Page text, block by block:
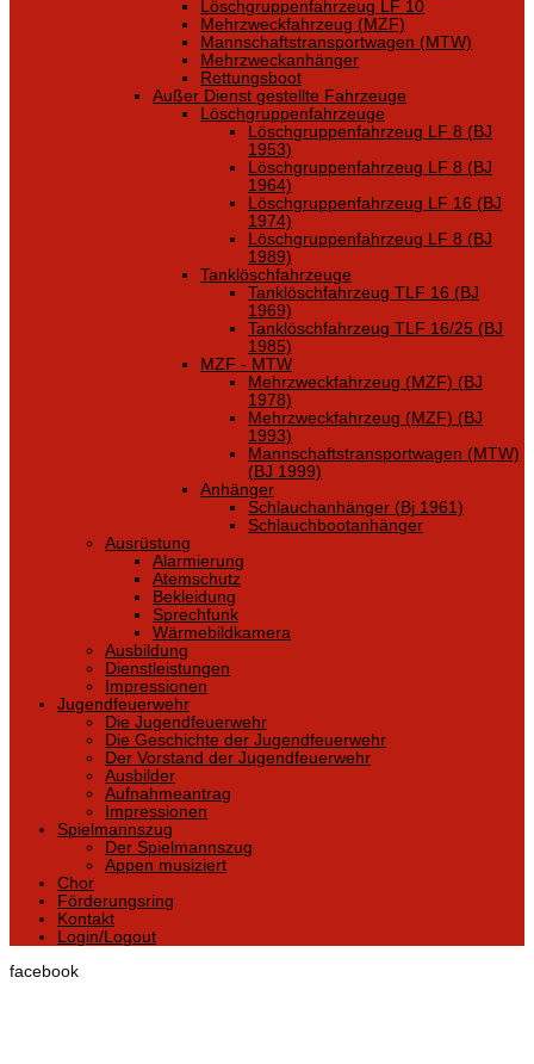
Löschgruppenfahrzeug LF 10
Mehrzweckfahrzeug (MZF)
Mannschaftstransportwagen (MTW)
Mehrzweckanhänger
Rettungsboot
Außer Dienst gestellte Fahrzeuge
Löschgruppenfahrzeuge
Löschgruppenfahrzeug LF 8 (BJ
1953)
Löschgruppenfahrzeug LF 8 (BJ
1964)
Löschgruppenfahrzeug LF 16 (BJ
1974)
Löschgruppenfahrzeug LF 8 (BJ
1989)
Tanklöschfahrzeuge
Tanklöschfahrzeug TLF 16 (BJ
1969)
Tanklöschfahrzeug TLF 16/25 (BJ
1985)
MZF - MTW
Mehrzweckfahrzeug (MZF) (BJ
1978)
Mehrzweckfahrzeug (MZF) (BJ
1993)
Mannschaftstransportwagen (MTW)
(BJ 1999)
Anhänger
Schlauchanhänger (Bj 1961)
Schlauchbootanhänger
Ausrüstung
Alarmierung
Atemschutz
Bekleidung
Sprechfunk
Wärmebildkamera
Ausbildung
Dienstleistungen
Impressionen
Jugendfeuerwehr
Die Jugendfeuerwehr
Die Geschichte der Jugendfeuerwehr
Der Vorstand der Jugendfeuerwehr
Ausbilder
Aufnahmeantrag
Impressionen
Spielmannszug
Der Spielmannszug
Appen musiziert
Chor
Förderungsring
Kontakt
Login/Logout
facebook